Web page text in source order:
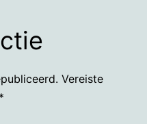
Vereiste
*